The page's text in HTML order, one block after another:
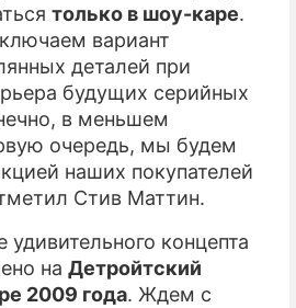
только в шоу-каре.
вариант
деталей при
будущих серийных
в меньшем
очередь, мы будем
наших покупателей
Стив Маттин.
удивительного концепта
на Детройтский
2009 года. Ждем с